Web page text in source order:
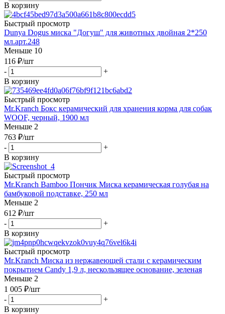
В корзину
Быстрый просмотр
Dunya Dogus миска "Догуш" для животных двойная 2*250
мл.арт.248
Меньше 10
116 ₽/шт
-
+
В корзину
Быстрый просмотр
Mr.Kranch Бокс керамический для хранения корма для собак
WOOF, черный, 1900 мл
Меньше 2
763 ₽/шт
-
+
В корзину
Быстрый просмотр
Mr.Kranch Bamboo Пончик Миска керамическая голубая на
бамбуковой подставке, 250 мл
Меньше 2
612 ₽/шт
-
+
В корзину
Быстрый просмотр
Mr.Kranch Миска из нержавеющей стали с керамическим
покрытием Candy 1,9 л, нескользящее основание, зеленая
Меньше 2
1 005 ₽/шт
-
+
В корзину